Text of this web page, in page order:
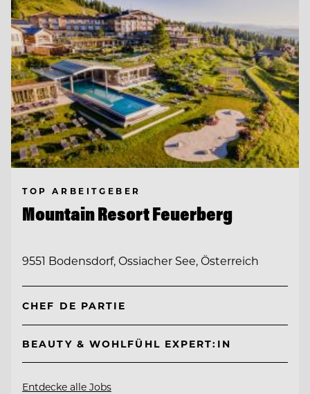
TOP ARBEITGEBER
Mountain Resort Feuerberg
9551 Bodensdorf, Ossiacher See, Österreich
CHEF DE PARTIE
BEAUTY & WOHLFÜHL EXPERT:IN
Entdecke alle Jobs